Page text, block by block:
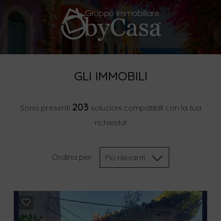
GLI IMMOBILI
Sono presenti 203 soluzioni compatibili con la tua
richiesta!
Ordina per: Più rilevanti